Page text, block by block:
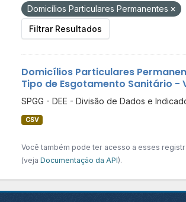
Domicílios Particulares Permanentes
Filtrar Resultados
Domicílios Particulares
Tipo de Esgotamento Sanitário -
SPGG - DEE - Divisão de Dados e
CSV
Você também pode ter acesso a esses
(veja Documentação da API).